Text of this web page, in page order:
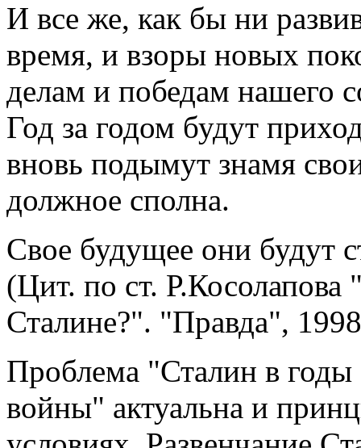
И все же, как бы ни
время, и взоры новых
делам и победам нашего
Год за годом будут
вновь подымут знамя
должное сполна.
Свое будущее они будут
(Цит. по ст. Р.Косолапова
Сталине?". "Правда",
Проблема "Сталин в
войны" актуальна и